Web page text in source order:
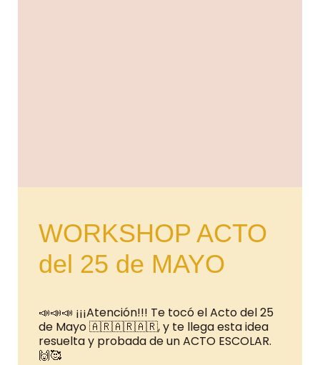
WORKSHOP ACTO
del 25 de MAYO
📣📣📣 ¡¡¡Atención!!! Te tocó el Acto del 25
de Mayo 🇦🇷🇦🇷🇦🇷, y te llega esta idea
resuelta y probada de un ACTO ESCOLAR.
🙌🥰